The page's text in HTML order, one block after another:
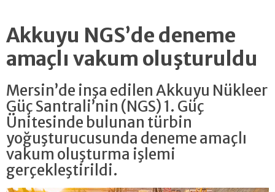
Akkuyu NGS’de deneme
amaçlı vakum oluşturuldu
Mersin’de inşa edilen Akkuyu Nükleer
Güç Santrali’nin (NGS) 1. Güç
Ünitesinde bulunan türbin
yoğuşturucusunda deneme amaçlı
vakum oluşturma işlemi
gerçekleştirildi.